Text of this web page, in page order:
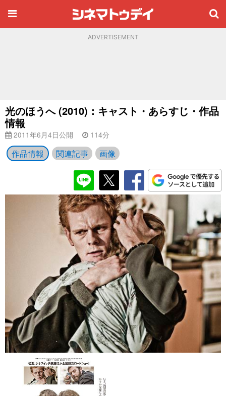
ADVERTISEMENT
光のほうへ (2010)：キャスト・あらすじ・作品
情報
2011年6月4日公開 114分
作品情報 関連記事 画像